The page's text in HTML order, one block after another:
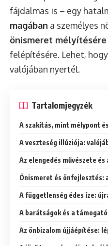
fájdalmas is – egy
magában a személyes
önismeret mélyítésére
felépítésére. Lehet,
valójában nyertél.
Tartalomjegyzék
A szakítás, mint mélypont
A veszteség illúziója:
Az elengedés művészete
Önismeret és önfejlesztés:
A függetlenség édes íze:
A barátságok és a
Az önbizalom újjáépítése: